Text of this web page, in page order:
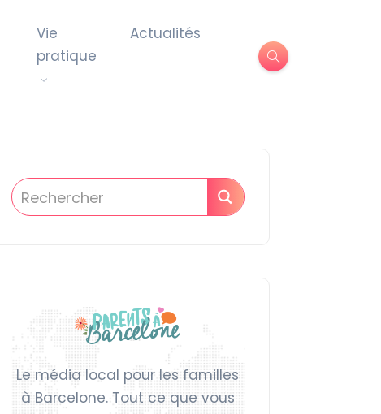
Vie
pratique
Actualités
Le média local pour les familles
à Barcelone. Tout ce que vous